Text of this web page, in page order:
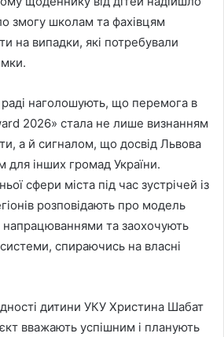
змогу школам та фахівцям
на випадки, які потребували
раді наголошують, що перемога в
2026» стала не лише визнанням
а й сигналом, що досвід Львова
інших громад України.
сфери міста під час зустрічей із
розповідають про модель
та заохочують
спираючись на власні
дитини УКУ Христина Шабат
вважають успішним і планують